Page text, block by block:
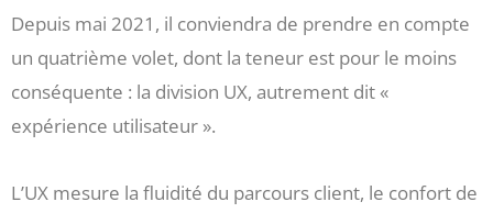
Depuis mai 2021, il conviendra de prendre en compte
un quatrième volet, dont la teneur est pour le moins
conséquente : la division UX, autrement dit «
expérience utilisateur ».
L’UX mesure la fluidité du parcours client, le confort de